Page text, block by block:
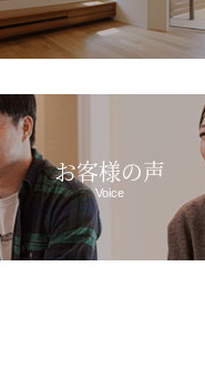
お客様の声
Voice